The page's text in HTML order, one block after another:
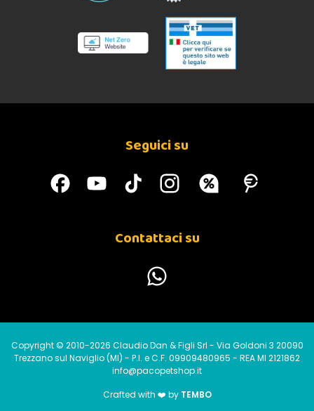
Seguici su
Contattaci su
Copyright © 2010-2026 Claudio Dan & Figli Srl - Via Goldoni 3 20090
Trezzano sul Naviglio (MI) - P.I. e C.F. 09909480965 - REA MI 2121862
info@pacopetshop.it
Crafted with ❤️ by TEMBO